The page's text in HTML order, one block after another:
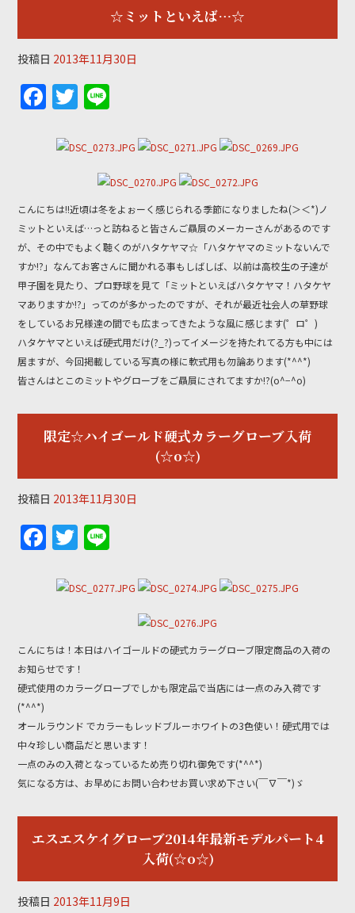
☆ミットといえば…☆
投稿日 2013年11月30日
F
c
b
o
o
k
T
itt
er
e
こんにちは!!近頃は冬をよぉーく感じられる季節になりましたね(＞＜*)ノ
ミットといえば…っと訪ねると皆さんご贔屓のメーカーさんがあるのです
が、その中でもよく聴くのがハタケヤマ☆「ハタケヤマのミットないんで
すか!?」なんてお客さんに聞かれる事もしばしば、以前は高校生の子達が
甲子園を見たり、プロ野球を見て「ミットといえばハタケヤマ！ハタケヤ
マありますか!?」ってのが多かったのですが、それが最近社会人の草野球
をしているお兄様達の間でも広まってきたような風に感じます(゜ロ゜)
ハタケヤマといえば硬式用だけ(?_?)ってイメージを持たれてる方も中には
居ますが、今回掲載している写真の様に軟式用も勿論あります(*^^*)
皆さんはとこのミットやグローブをご贔屓にされてますか!?(o^−^o)
限定☆ハイゴールド硬式カラーグローブ入荷
(☆o☆)
投稿日 2013年11月30日
F
c
b
o
o
k
T
itt e
こんにちは！本日はハイゴールドの硬式カラーグローブ限定商品の入荷の
お知らせです！
硬式使用のカラーグローブでしかも限定品で当店には一点のみ入荷です
(*^^*)
オールラウンド でカラーもレッドブルーホワイトの3色使い！硬式用では
中々珍しい商品だと思います！
一点のみの入荷となっているため売り切れ御免です(*^^*)
気になる方は、お早めにお問い合わせお買い求め下さい(￣∇￣*)ゞ
エスエスケイグローブ2014年最新モデルパート4
入荷(☆o☆)
投稿日 2013年11月9日